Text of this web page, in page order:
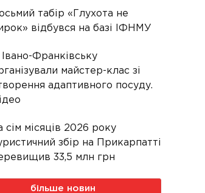
табір «Глухота не
відбувся на базі ІФНМУ
Івано-Франківську
майстер-клас зі
адаптивного посуду.
сім місяців 2026 року
збір на Прикарпатті
33,5 млн грн
більше новин